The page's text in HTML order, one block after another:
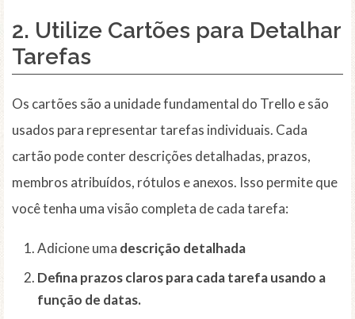
2. Utilize Cartões para Detalhar
Tarefas
Os cartões são a unidade fundamental do Trello e são
usados para representar tarefas individuais. Cada
cartão pode conter descrições detalhadas, prazos,
membros atribuídos, rótulos e anexos. Isso permite que
você tenha uma visão completa de cada tarefa:
Adicione uma descrição detalhada
Defina prazos claros para cada tarefa usando a
função de datas.